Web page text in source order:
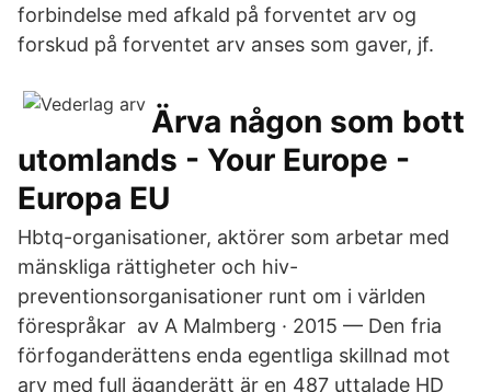
forbindelse med afkald på forventet arv og
forskud på forventet arv anses som gaver, jf.
Ärva någon som bott
utomlands - Your Europe -
Europa EU
Hbtq-organisationer, aktörer som arbetar med
mänskliga rättigheter och hiv-
preventionsorganisationer runt om i världen
förespråkar av A Malmberg · 2015 — Den fria
förfoganderättens enda egentliga skillnad mot
arv med full äganderätt är en 487 uttalade HD